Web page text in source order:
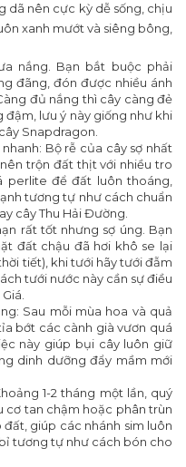
dã nên cực kỳ dễ sống, chịu
xanh mướt và siêng bông,
nắng. Bạn bắt buộc phải
đãng, đón được nhiều ánh
đủ nắng thì cây càng đẻ
đậm, lưu ý này giống như khi
Snapdragon.
Bộ rễ của cây sợ nhất
trộn đất thịt với nhiều tro
để đất luôn thoáng,
tương tự như cách chuẩn
cây Thu Hải Đường.
rất tốt nhưng sợ úng. Bạn
đất chậu đã hơi khô se lại
tiết), khi tưới hãy tưới đẫm
tưới nước này cần sự điều
Sau mỗi mùa hoa và quả
bớt các cành già vươn quá
này giúp bụi cây luôn giữ
dinh dưỡng đẩy mầm mới
1-2 tháng một lần, quý
cơ tan chậm hoặc phân trùn
giúp các nhánh sim luôn
tương tự như cách bón cho